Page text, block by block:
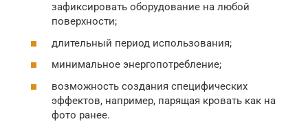
зафиксировать оборудование на любой
поверхности;
длительный период использования;
минимальное энергопотребление;
возможность создания специфических
эффектов, например, парящая кровать как на
фото ранее.